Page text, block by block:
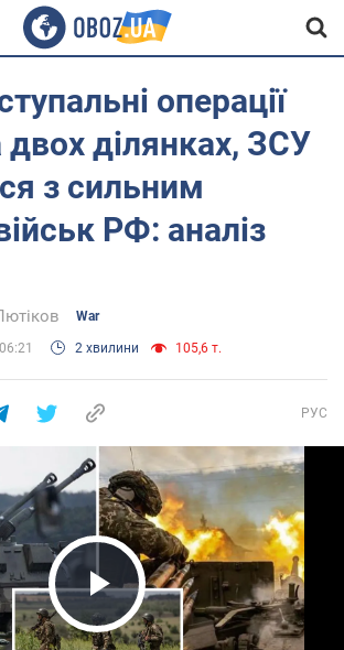
операції
двох ділянках, ЗСУ
з сильним
РФ: аналіз
War
2 хвилини 105,6 т.
РУС
Play Video